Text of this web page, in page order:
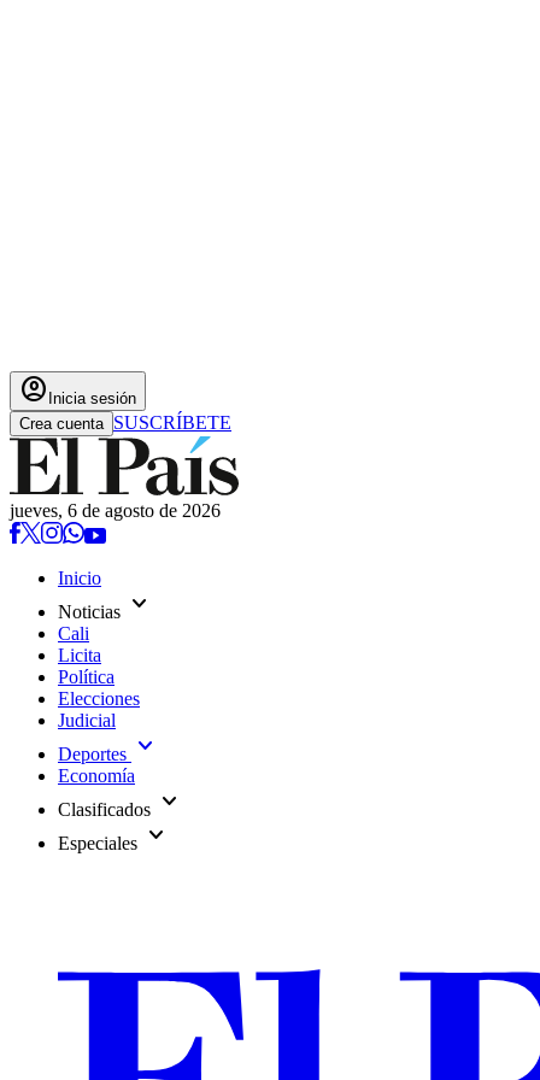
account_circle Inicia sesión
Crea cuenta SUSCRÍBETE
jueves, 6 de agosto de 2026
Inicio
Noticias expand_more
Cali
Licita
Política
Elecciones
Judicial
Deportes expand_more
Economía
Clasificados expand_more
Especiales expand_more